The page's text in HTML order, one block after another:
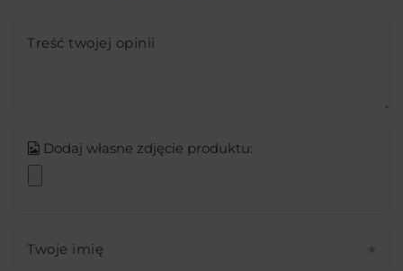
Treść twojej opinii
Dodaj własne zdjęcie produktu:
Twoje imię